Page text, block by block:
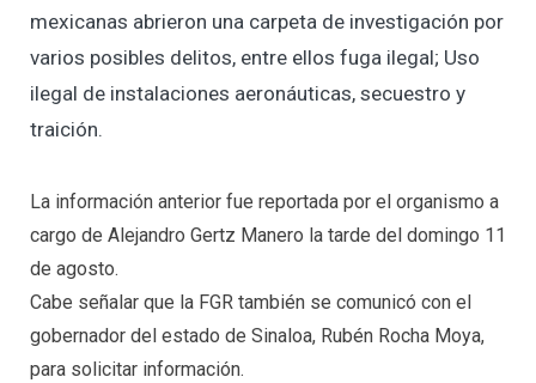
mexicanas abrieron una carpeta de investigación por
varios posibles delitos, entre ellos fuga ilegal; Uso
ilegal de instalaciones aeronáuticas, secuestro y
traición.
La información anterior fue reportada por el organismo a
cargo de Alejandro Gertz Manero la tarde del domingo 11
de agosto.
Cabe señalar que la FGR también se comunicó con el
gobernador del estado de Sinaloa, Rubén Rocha Moya,
para solicitar información.